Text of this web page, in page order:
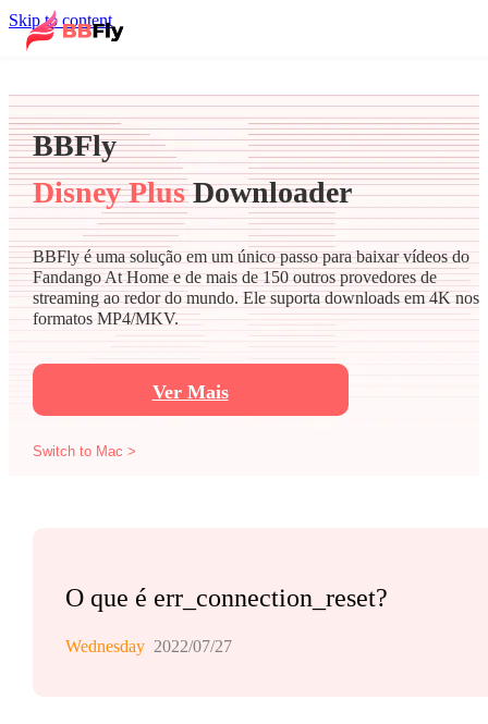
Skip to content
BBFly
Disney PlusDownloader
BBFly é uma solução em um único passo para baixar vídeos do
Fandango At Home e de mais de 150 outros provedores de
streaming ao redor do mundo. Ele suporta downloads em 4K nos
formatos MP4/MKV.
Ver Mais
Switch to Mac >
O que é err_connection_reset?
Wednesday 2022/07/27